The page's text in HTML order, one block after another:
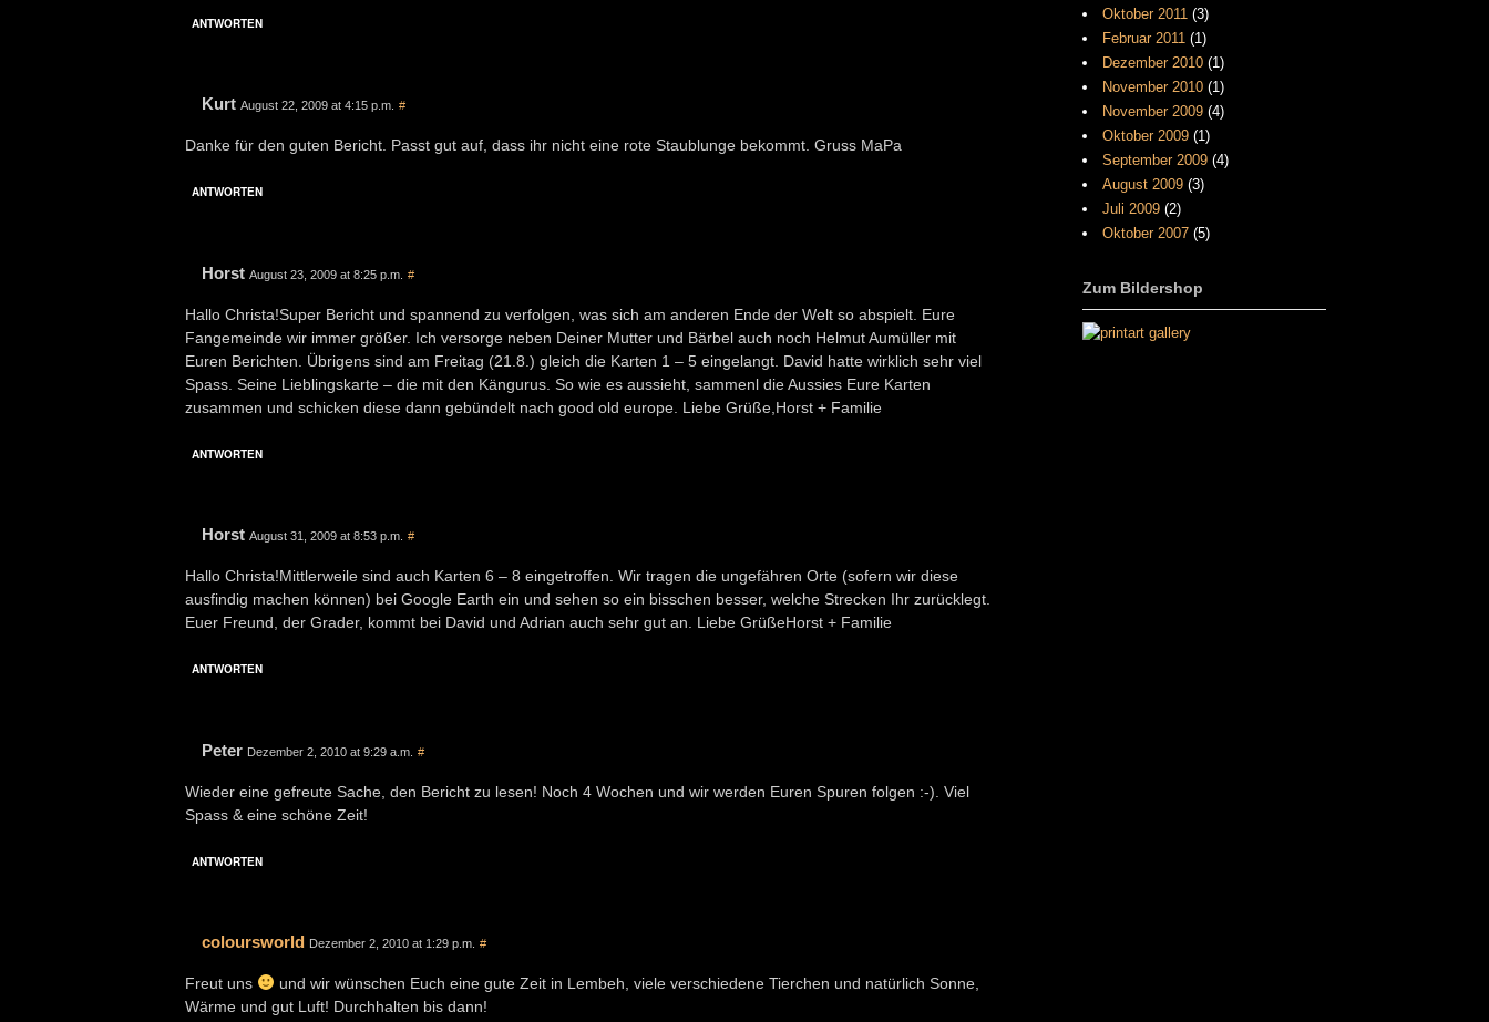
ANTWORTEN
Kurt August 22, 2009 at 4:15 p.m. #
Danke für den guten Bericht. Passt gut auf, dass ihr nicht eine rote Staublunge bekommt. Gruss MaPa
ANTWORTEN
Horst August 23, 2009 at 8:25 p.m. #
Hallo Christa!Super Bericht und spannend zu verfolgen, was sich am anderen Ende der Welt so abspielt. Eure
Fangemeinde wir immer größer. Ich versorge neben Deiner Mutter und Bärbel auch noch Helmut Aumüller mit
Euren Berichten. Übrigens sind am Freitag (21.8.) gleich die Karten 1 – 5 eingelangt. David hatte wirklich sehr viel
Spass. Seine Lieblingskarte – die mit den Kängurus. So wie es aussieht, sammenl die Aussies Eure Karten
zusammen und schicken diese dann gebündelt nach good old europe. Liebe Grüße,Horst + Familie
ANTWORTEN
Horst August 31, 2009 at 8:53 p.m. #
Hallo Christa!Mittlerweile sind auch Karten 6 – 8 eingetroffen. Wir tragen die ungefähren Orte (sofern wir diese
ausfindig machen können) bei Google Earth ein und sehen so ein bisschen besser, welche Strecken Ihr zurücklegt.
Euer Freund, der Grader, kommt bei David und Adrian auch sehr gut an. Liebe GrüßeHorst + Familie
ANTWORTEN
Peter Dezember 2, 2010 at 9:29 a.m. #
Wieder eine gefreute Sache, den Bericht zu lesen! Noch 4 Wochen und wir werden Euren Spuren folgen :-). Viel
Spass & eine schöne Zeit!
ANTWORTEN
coloursworld Dezember 2, 2010 at 1:29 p.m. #
Freut uns
und wir wünschen Euch eine gute Zeit in Lembeh, viele verschiedene Tierchen und natürlich Sonne,
Wärme und gut Luft! Durchhalten bis dann!
Oktober 2011(3)
Februar 2011(1)
Dezember 2010(1)
November 2010(1)
November 2009(4)
Oktober 2009(1)
September 2009(4)
August 2009(3)
Juli 2009(2)
Oktober 2007(5)
Zum Bildershop